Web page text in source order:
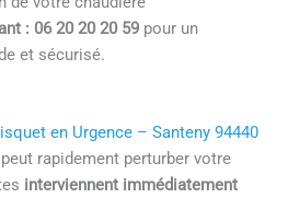
: 06 20 20 20 59pour un
et sécurisé.
en Urgence – Santeny 94440
rapidement perturber votre
interviennent immédiatement